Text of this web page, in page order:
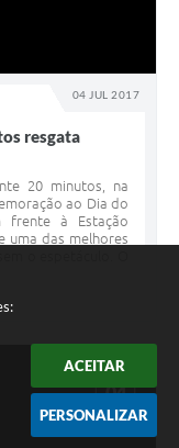
ACEITAR
PERSONALIZAR
04 JUL 2017
resgata
20 minutos, na
ao Dia do
frente à Estação
uma das melhores
04